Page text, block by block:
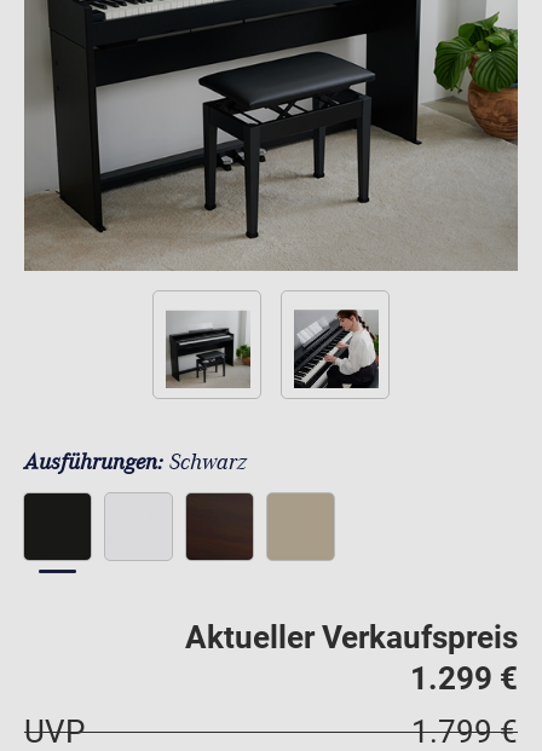
Ausführungen: Schwarz
Aktueller Verkaufspreis
1.299 €
UVP
1.799 €